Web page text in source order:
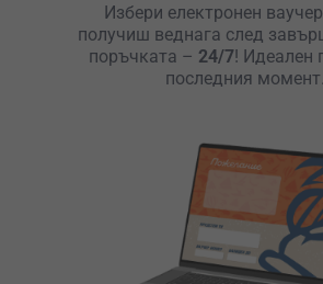
Избери електронен
получиш веднага след
поръчката – 24/7! Идеален
последния момент.